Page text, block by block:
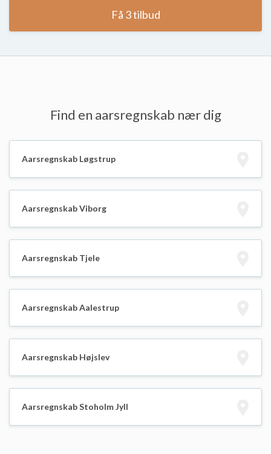
Få 3 tilbud
Find en aarsregnskab nær dig
Aarsregnskab Løgstrup
Aarsregnskab Viborg
Aarsregnskab Tjele
Aarsregnskab Aalestrup
Aarsregnskab Højslev
Aarsregnskab Stoholm Jyll